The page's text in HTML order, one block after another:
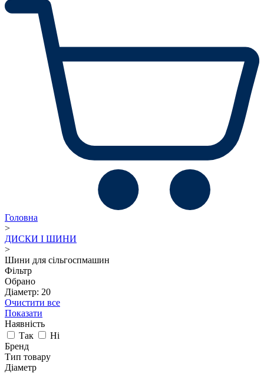
Головна
>
ДИСКИ І ШИНИ
>
Шини для сільгоспмашин
Фільтр
Обрано
Діаметр: 20
Очистити все
Показати
Наявність
Так
Ні
Бренд
Тип товару
Діаметр